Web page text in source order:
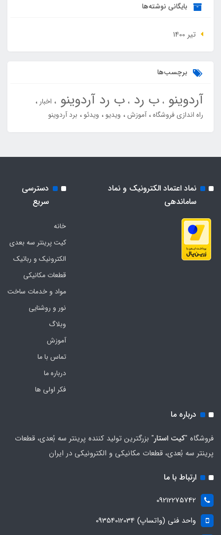
بایگانی نوشته‌ها
تير 1400
برچسب‌ها
آردوینو ب رد ب رد آردوینو
اخبار
راه اندازی فروشگاه آموزش ویدیو ویدئو برد آردوینو
نماد اعتماد الکترونیک و نماد
ساماندهی
دسترسی
سریع
خانه
کیت پرینتر سه بعدی
الکترونیک و رباتیک
قطعات مکانیکی
مواد و خدمات ساخت
نور و روشنایی
وبلاگ
آموزش
تماس با ما
درباره ما
فکر اولی ها
درباره ما
فروشگاه "کیت استار" بزرگترین تولید کننده پرینتر سه بُعدی، قطعات
پرینتر سه بُعدی، قطعات مکانیکی و الکترونیکی در ایران
ارتباط با ما
09212275742
واحد فنی (واتساپ) 09354012034